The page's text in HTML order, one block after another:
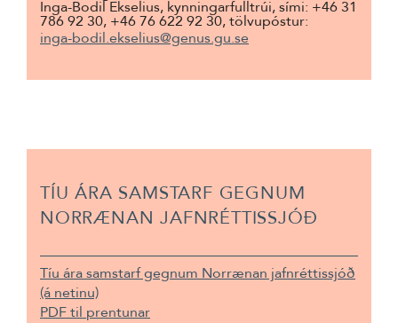
Inga-Bodil Ekselius, kynningarfulltrúi, sími: +46 31
786 92 30, +46 76 622 92 30, tölvupóstur:
inga-bodil.ekselius@genus.gu.se
TÍU ÁRA SAMSTARF GEGNUM
NORRÆNAN JAFNRÉTTISSJÓÐ
Tíu ára samstarf gegnum Norrænan jafnréttissjóð
(á netinu)
PDF til prentunar